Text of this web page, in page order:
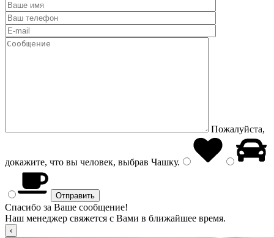
Пожалуйста,
докажите, что вы человек, выбрав Чашку.
Спасибо за Ваше сообщение!
Наш менеджер свяжется с Вами в ближайшее время.